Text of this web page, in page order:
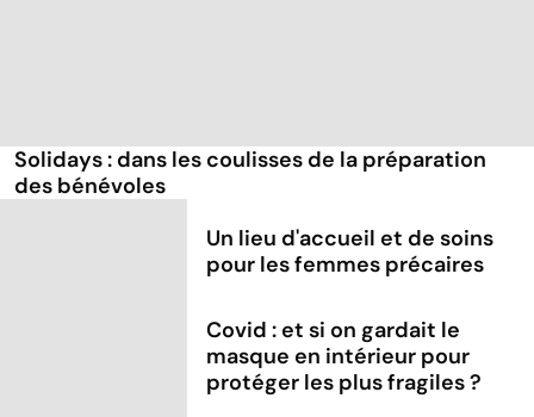
Solidays : dans les coulisses de la préparation
des bénévoles
Un lieu d'accueil et de soins
pour les femmes précaires
Covid : et si on gardait le
masque en intérieur pour
protéger les plus fragiles ?